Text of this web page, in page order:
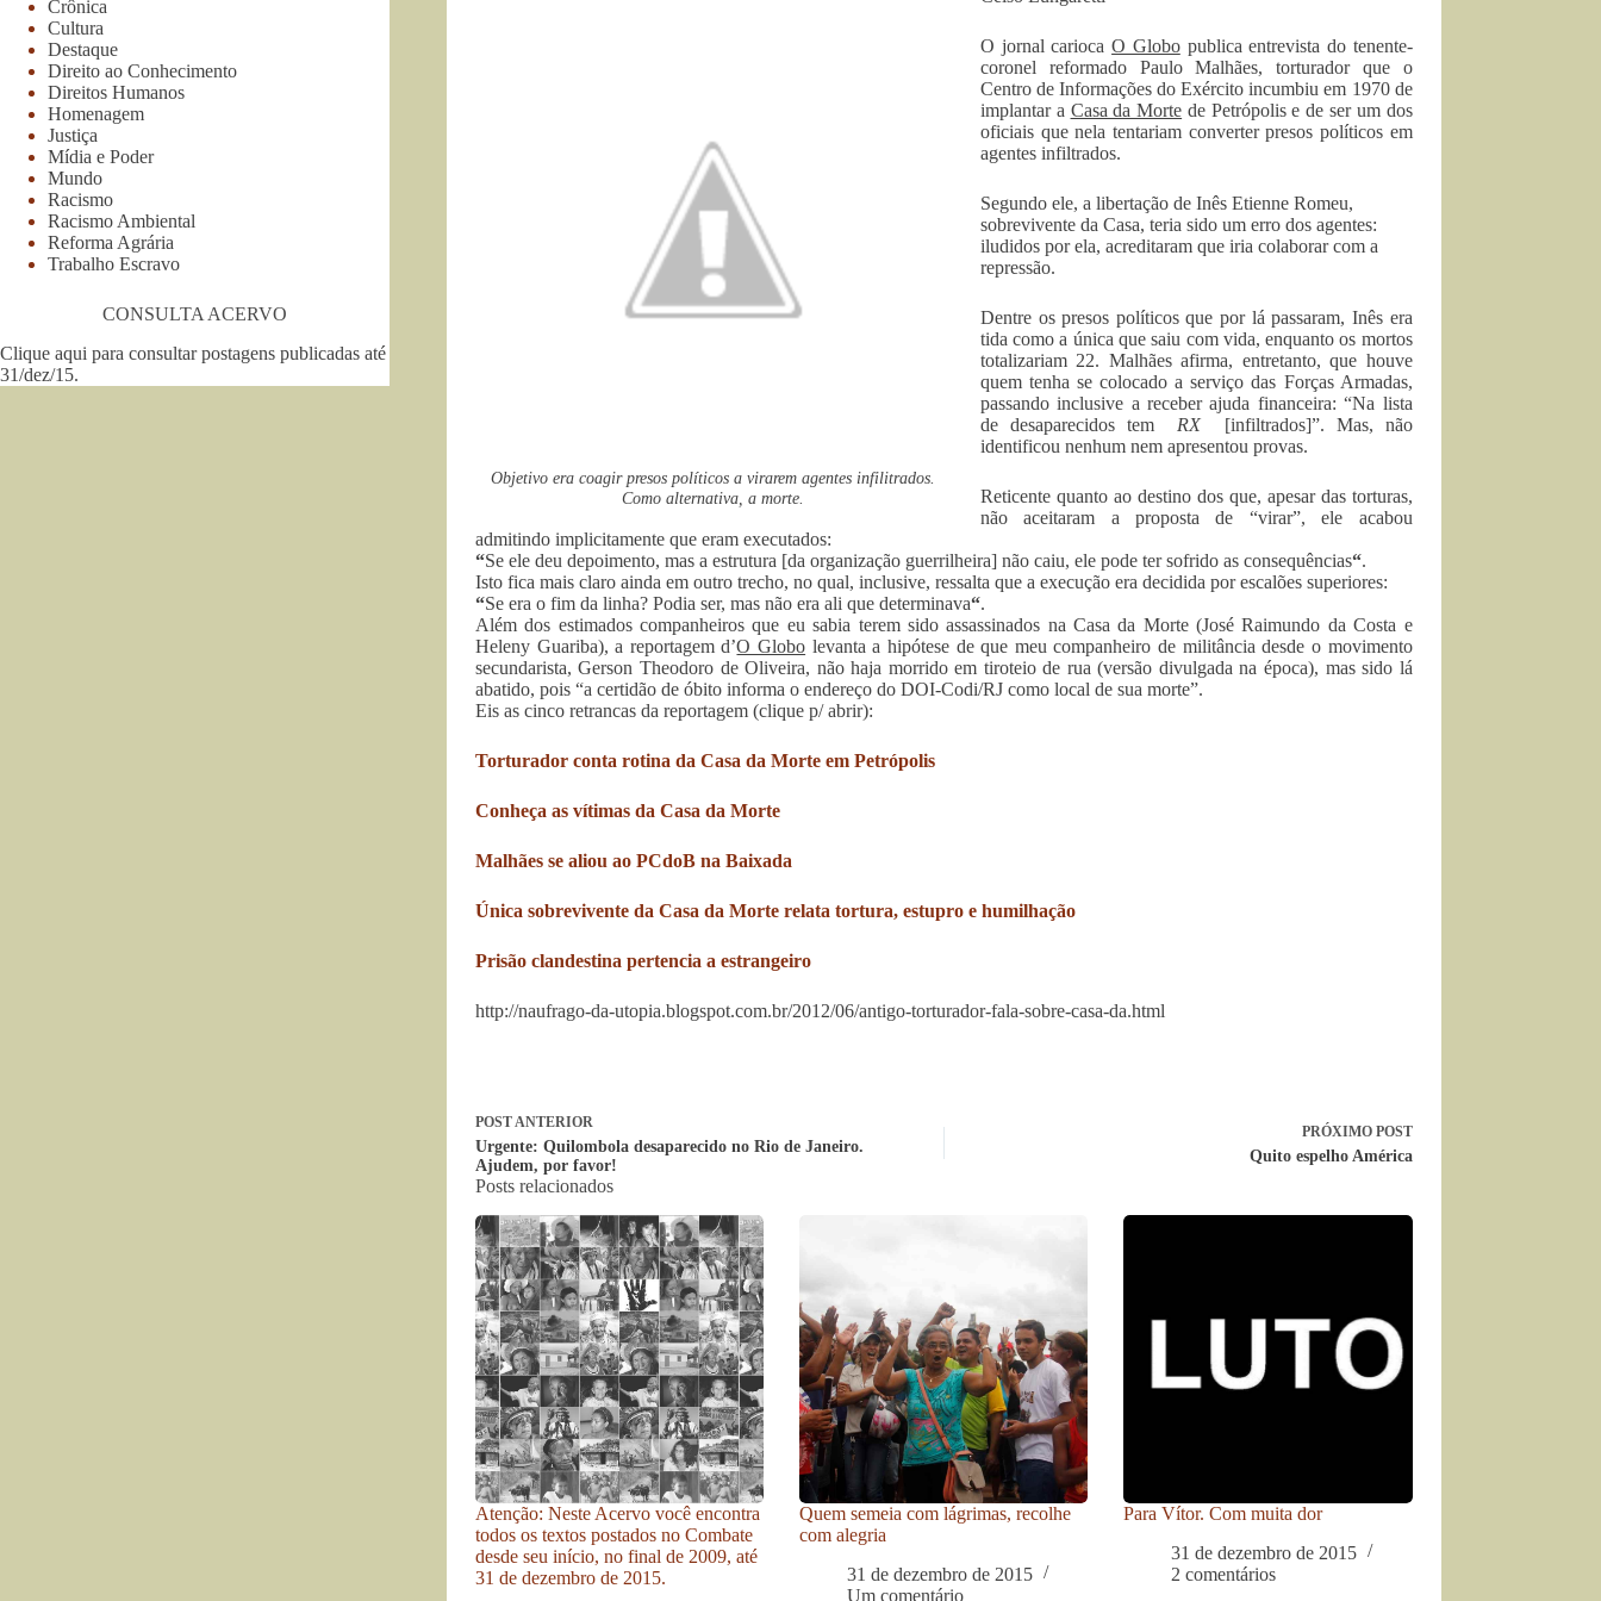
Objetivo era coagir presos políticos a virarem agentes infilitrados.
Como alternativa, a morte.
O jornal cariocaO Globopublica entrevista do tenente-
coronel reformado Paulo Malhães, torturador que o
Centro de Informações do Exército incumbiu em 1970 de
implantar a Casa da Morte de Petrópolis e de ser um dos
oficiais que nela tentariam converter presos políticos em
agentes infiltrados.
Segundo ele, a libertação de Inês Etienne Romeu,
sobrevivente da Casa, teria sido um erro dos agentes:
iludidos por ela, acreditaram que iria colaborar com a
repressão.
Dentre os presos políticos que por lá passaram, Inês era
tida como a única que saiu com vida, enquanto os mortos
totalizariam 22. Malhães afirma, entretanto, que houve
quem tenha se colocado a serviço das Forças Armadas,
passando inclusive a receber ajuda financeira: “Na lista
de desaparecidos tem RX [infiltrados]”. Mas, não
identificou nenhum nem apresentou provas.
Reticente quanto ao destino dos que, apesar das torturas,
não aceitaram a proposta de “virar”, ele acabou
admitindo implicitamente que eram executados:
“Se ele deu depoimento, mas a estrutura [da organização guerrilheira] não caiu, ele pode ter sofrido as consequências“.
Isto fica mais claro ainda em outro trecho, no qual, inclusive, ressalta que a execução era decidida por escalões superiores:
“Se era o fim da linha? Podia ser, mas não era ali que determinava“.
Além dos estimados companheiros que eu sabia terem sido assassinados na Casa da Morte (José Raimundo da Costa e
Heleny Guariba), a reportagem d’O Globo levanta a hipótese de que meu companheiro de militância desde o movimento
secundarista, Gerson Theodoro de Oliveira, não haja morrido em tiroteio de rua (versão divulgada na época), mas sido lá
abatido, pois “a certidão de óbito informa o endereço do DOI-Codi/RJ como local de sua morte”.
Eis as cinco retrancas da reportagem (clique p/ abrir):
Torturador conta rotina da Casa da Morte em Petrópolis
Conheça as vítimas da Casa da Morte
Malhães se aliou ao PCdoB na Baixada
Única sobrevivente da Casa da Morte relata tortura, estupro e humilhação
Prisão clandestina pertencia a estrangeiro
http://naufrago-da-utopia.blogspot.com.br/2012/06/antigo-torturador-fala-sobre-casa-da.html
POSTANTERIOR
Urgente: Quilombola desaparecido no Rio de Janeiro.
Ajudem, por favor!
PRÓXIMO POST
Quito espelho América
Posts relacionados
Atenção: Neste Acervo você encontra
todos os textos postados no Combate
desde seu início, no final de 2009, até
31 de dezembro de 2015.
Quem semeia com lágrimas, recolhe
com alegria
31 de dezembro de 2015
Um comentário
Para Vítor. Com muita dor
31 de dezembro de 2015
2 comentários
Crônica
Cultura
Destaque
Direito ao Conhecimento
Direitos Humanos
Homenagem
Justiça
Mídia e Poder
Mundo
Racismo
Racismo Ambiental
Reforma Agrária
Trabalho Escravo
CONSULTA ACERVO
Clique aqui para consultar postagens publicadas até
31/dez/15.